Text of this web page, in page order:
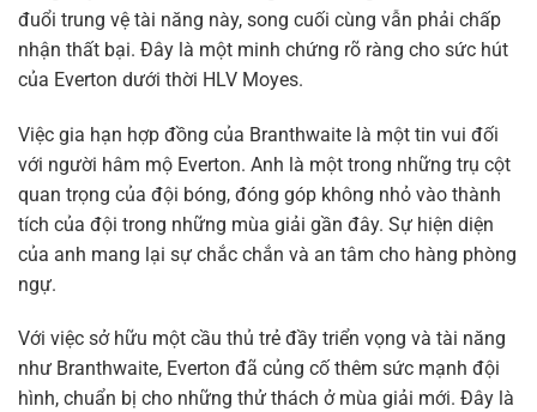
đuổi trung vệ tài năng này, song cuối cùng vẫn phải chấp
nhận thất bại. Đây là một minh chứng rõ ràng cho sức hút
của Everton dưới thời HLV Moyes.
Việc gia hạn hợp đồng của Branthwaite là một tin vui đối
với người hâm mộ Everton. Anh là một trong những trụ cột
quan trọng của đội bóng, đóng góp không nhỏ vào thành
tích của đội trong những mùa giải gần đây. Sự hiện diện
của anh mang lại sự chắc chắn và an tâm cho hàng phòng
ngự.
Với việc sở hữu một cầu thủ trẻ đầy triển vọng và tài năng
như Branthwaite, Everton đã củng cố thêm sức mạnh đội
hình, chuẩn bị cho những thử thách ở mùa giải mới. Đây là